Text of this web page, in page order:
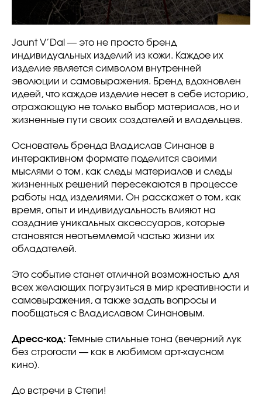
Jaunt V’Dal — это не просто бренд
индивидуальных изделий из кожи. Каждое их
изделие является символом внутренней
эволюции и самовыражения. Бренд вдохновлен
идеей, что каждое изделие несет в себе историю,
отражающую не только выбор материалов, но и
жизненные пути своих создателей и владельцев.
Основатель бренда Владислав Синанов в
интерактивном формате поделится своими
мыслями о том, как следы материалов и следы
жизненных решений пересекаются в процессе
работы над изделиями. Он расскажет о том, как
время, опыт и индивидуальность влияют на
создание уникальных аксессуаров, которые
становятся неотъемлемой частью жизни их
обладателей.
Это событие станет отличной возможностью для
всех желающих погрузиться в мир креативности и
самовыражения, а также задать вопросы и
пообщаться с Владиславом Синановым.
Дресс-код: Темные стильные тона (вечерний лук
без строгости — как в любимом арт-хаусном
кино).
До встречи в Степи!